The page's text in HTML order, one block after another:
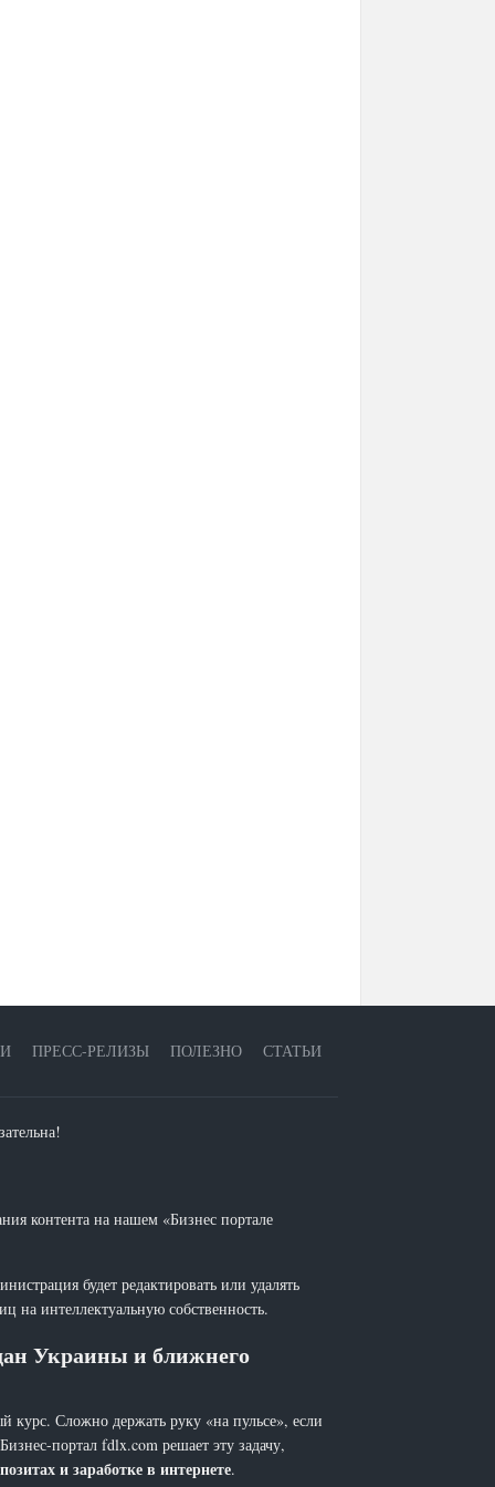
ПРЕСС-РЕЛИЗЫ ПОЛЕЗНО СТАТЬИ
контента на нашем «Бизнес портале
будет редактировать или удалять
на интеллектуальную собственность.
Украины и ближнего
курс. Сложно держать руку «на пульсе», если
портал fdlx.com решает эту задачу,
и заработке в интернете.